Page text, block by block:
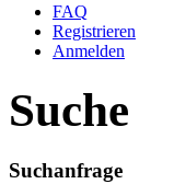
FAQ
Registrieren
Anmelden
Suche
Suchanfrage